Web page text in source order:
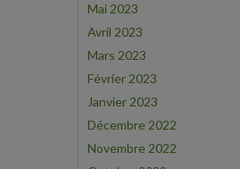
Mai 2023
Avril 2023
Mars 2023
Février 2023
Janvier 2023
Décembre 2022
Novembre 2022